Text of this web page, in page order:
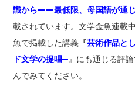
識から——最低限、母国語が通
載されています。文学金魚連載
魚で掲載した講義 『芸術作品と
ド文学の提唱─』にも通じる評
んでみてください。